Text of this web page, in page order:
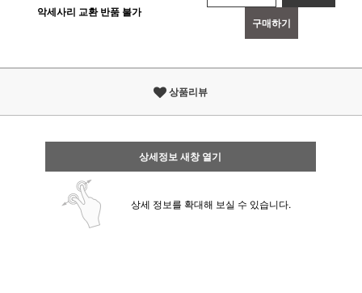
악세사리 교환 반품 불가
구매하기
상품리뷰
상세정보 새창 열기
상세 정보를 확대해 보실 수 있습니다.